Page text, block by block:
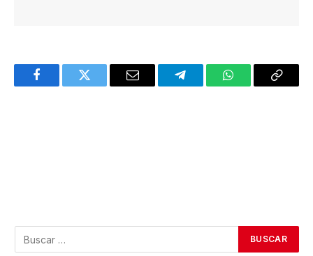
FacebookTwitter Email TelegramWhatsAppCopy